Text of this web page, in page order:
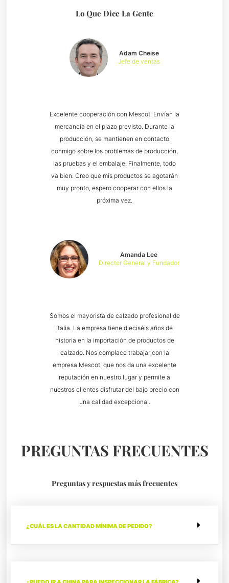
Lo Que Dice La Gente
Somos el mayorista de calzado profesional de
Italia. La empresa tiene dieciséis años de
historia en la importación de productos de
calzado. Nos complace trabajar con la
empresa Mescot, que nos da una excelente
reputación en nuestro lugar y permite a
nuestros clientes disfrutar del bajo precio con
una calidad excepcional.
Amanda Lee
Director General y Fundador
Excelente cooperación con Mescot. Envían la
mercancía en el plazo previsto. Durante la
producción, se mantienen en contacto
conmigo sobre los problemas de producción,
las pruebas y el embalaje. Finalmente, todo
va bien. Creo que mis productos se agotarán
muy pronto, espero cooperar con ellos la
próxima vez.
Adam Cheise
Jefe de ventas
PREGUNTAS FRECUENTES
Preguntas y respuestas más frecuentes
¿CUÁL ES LA CANTIDAD MÍNIMA DE PEDIDO?